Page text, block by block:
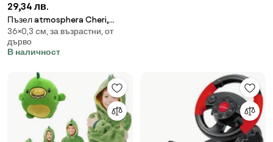
29,34 лв.
Пъзел atmosphera Cheri,
Асорти, 500 части
36×0,3 cм, за възрастни, от
дърво
В наличност